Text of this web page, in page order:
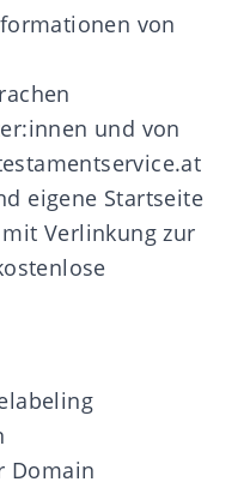
von
und von
eigene Startseite
Verlinkung zur
Domain